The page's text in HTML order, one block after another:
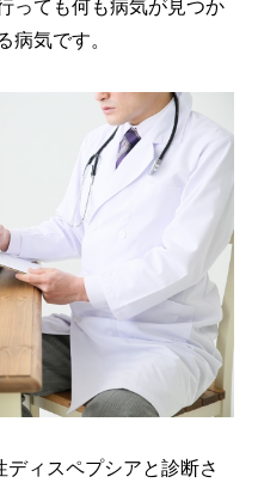
っても何も病気が見つか
病気です。
ィスペプシアと診断さ